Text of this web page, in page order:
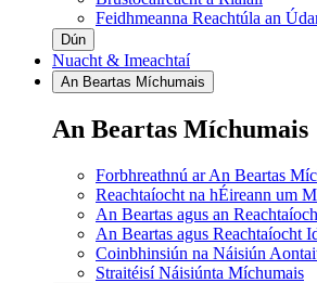
Feidhmeanna Reachtúla an
Dún
Nuacht & Imeachtaí
An Beartas Míchumais
An Beartas Míchumais
Forbhreathnú ar An Beartas
Reachtaíocht na hÉireann um
An Beartas agus an
An Beartas agus Reachtaíocht
Coinbhinsiún na Náisiún
Straitéisí Náisiúnta Míchumais